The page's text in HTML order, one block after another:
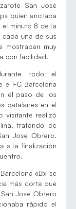
San José
quien anotaba
el minuto 8 de la
cada una de sus
mostraban muy
con facilidad.
todo el
el FC Barcelona
el paso de los
catalanes en el
visitante realizó
tratando de
José Obrero.
a la finalización
«B» se
más corta que
José Obrero
rápido el